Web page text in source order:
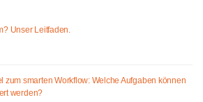
Unser Leitfaden.
zum smarten Workflow: Welche Aufgaben können
werden?